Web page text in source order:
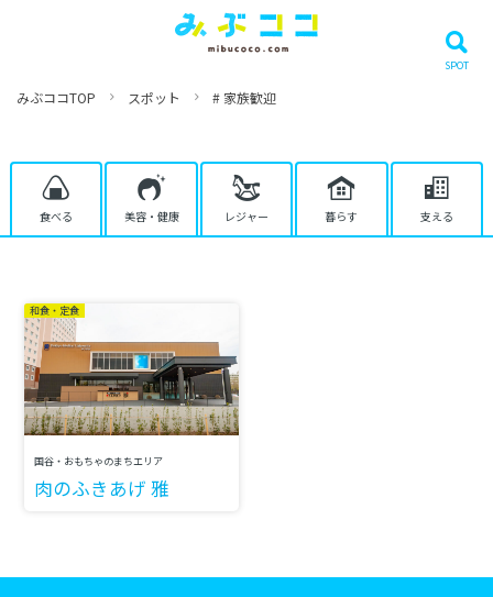
みぶココTOP スポット # 家族歓迎
食べる 美容・健康 レジャー 暮らす 支える
和食・定食
国谷・おもちゃのまちエリア
肉のふきあげ 雅